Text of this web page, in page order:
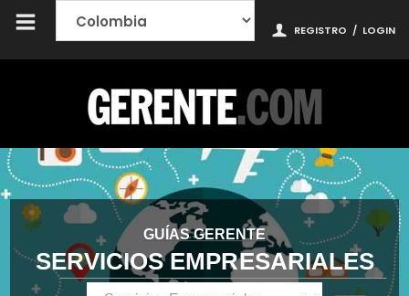
REGISTRO / LOGIN
GUÍAS GERENTE
SERVICIOS EMPRESARIALES